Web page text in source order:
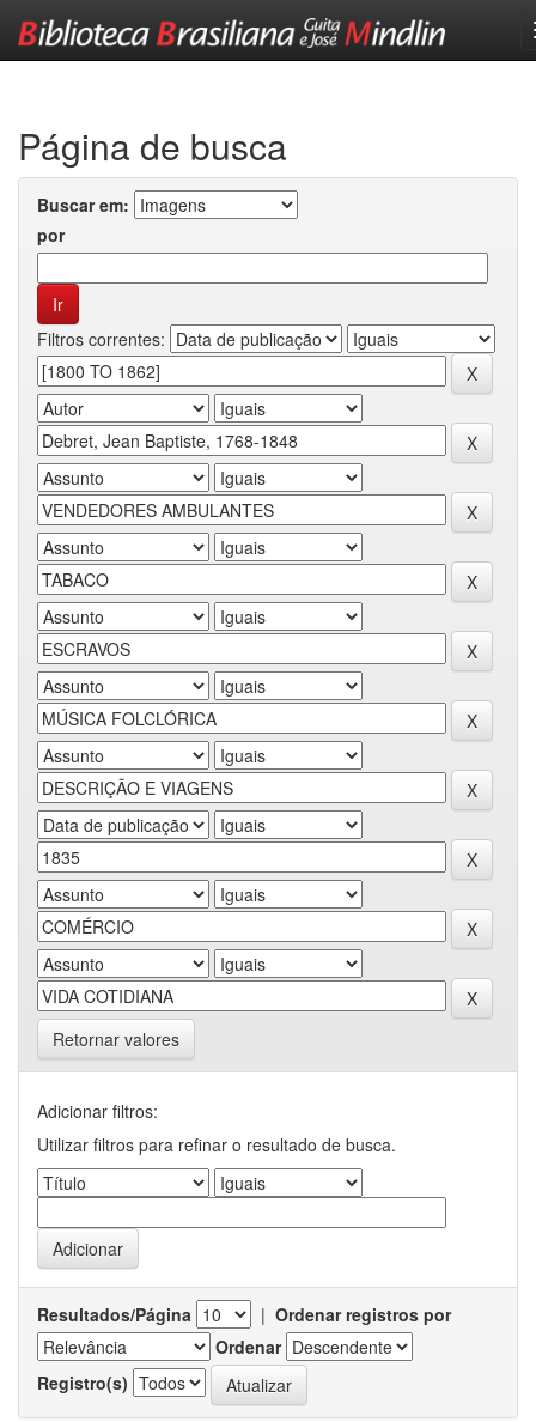
Página de busca
Buscar em:
por
Filtros correntes:
Retornar valores
Adicionar filtros:
Utilizar filtros para refinar o resultado de busca.
Resultados/Página | Ordenar registros por
Ordenar
Registro(s)